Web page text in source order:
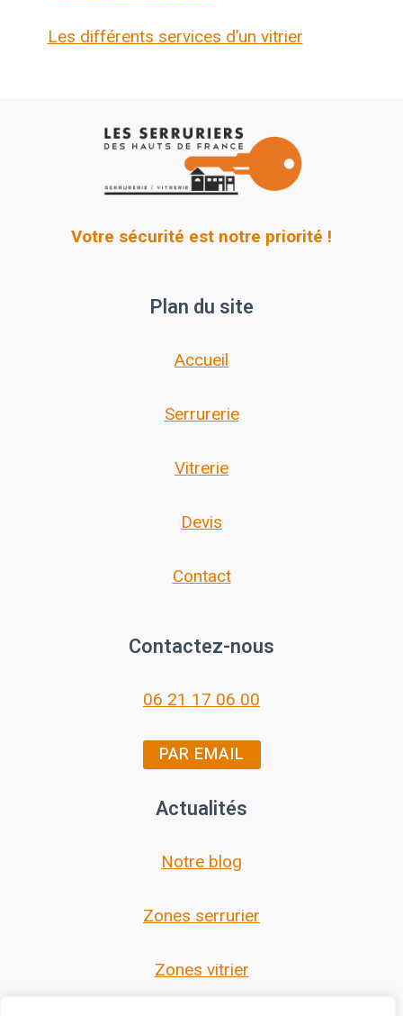
Les différents services d’un vitrier
Votre sécurité est notre priorité !
Plan du site
Accueil
Serrurerie
Vitrerie
Devis
Contact
Contactez-nous
06 21 17 06 00
PAR EMAIL
Actualités
Notre blog
Zones serrurier
Zones vitrier